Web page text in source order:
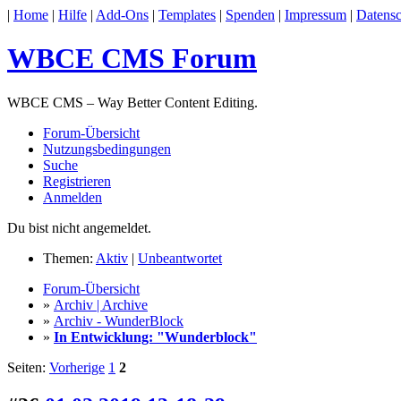
| Home | Hilfe | Add-Ons | Templates | Spenden | Impressum |
WBCE CMS Forum
WBCE CMS – Way Better Content Editing.
Forum-Übersicht
Nutzungsbedingungen
Suche
Registrieren
Anmelden
Du bist nicht angemeldet.
Themen: Aktiv | Unbeantwortet
Forum-Übersicht
» Archiv | Archive
» Archiv - WunderBlock
» In Entwicklung: "Wunderblock"
Seiten: Vorherige 1 2